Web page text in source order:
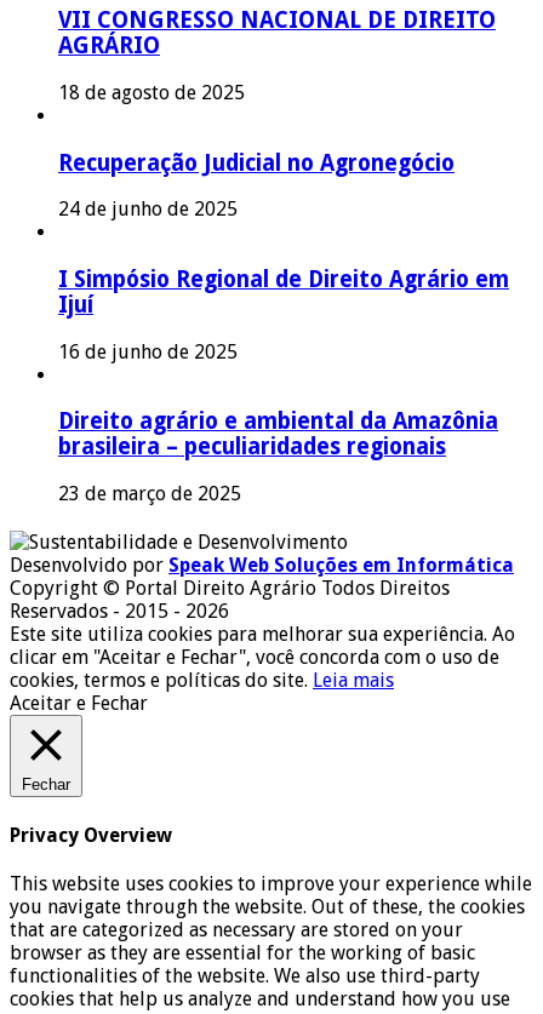
VII CONGRESSO NACIONAL DE DIREITO
AGRÁRIO
18 de agosto de 2025
Recuperação Judicial no Agronegócio
24 de junho de 2025
I Simpósio Regional de Direito Agrário em
Ijuí
16 de junho de 2025
Direito agrário e ambiental da Amazônia
brasileira – peculiaridades regionais
23 de março de 2025
Desenvolvido por Speak Web Soluções em Informática
Copyright © Portal Direito Agrário Todos Direitos
Reservados - 2015 - 2026
Este site utiliza cookies para melhorar sua experiência. Ao
clicar em "Aceitar e Fechar", você concorda com o uso de
cookies, termos e políticas do site. Leia mais
Aceitar e Fechar
Fechar
Privacy Overview
This website uses cookies to improve your experience while
you navigate through the website. Out of these, the cookies
that are categorized as necessary are stored on your
browser as they are essential for the working of basic
functionalities of the website. We also use third-party
cookies that help us analyze and understand how you use